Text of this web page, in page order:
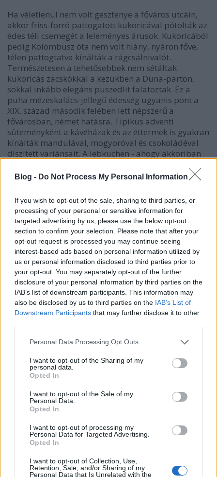
Blog - Do Not Process My Personal Information
If you wish to opt-out of the sale, sharing to third parties, or
processing of your personal or sensitive information for
targeted advertising by us, please use the below opt-out
section to confirm your selection. Please note that after your
opt-out request is processed you may continue seeing
interest-based ads based on personal information utilized by
us or personal information disclosed to third parties prior to
your opt-out. You may separately opt-out of the further
disclosure of your personal information by third parties on the
IAB’s list of downstream participants. This information may
also be disclosed by us to third parties on the IAB’s List of
Downstream Participants that may further disclose it to other
Please note that this website/app uses one or more Google
not limited to your visit or usage behaviour. You may click to
grant or deny consent to Google and its third-party tags to
use your data for below specified purposes in below Google
consent section.
Personal Data Processing Opt Outs
I want to opt-out of the Sharing of my
personal data.
Opted In
I want to opt-out of the Sale of my
Personal Data.
Opted In
I want to opt-out of processing my
Personal Data for Targeted Advertising.
Opted In
I want to opt-out of Collection, Use,
Retention, Sale, and/or Sharing of my
Personal Data that Is Unrelated with the
Ha véletlenül nem volt gesztenye a főváros utcáin,
akkor friss-forró pattogatott kukoricával pótolták az
édes téli csemegét a leleményes árusok. Kukoricából
pedig Kolombusz óta nem volt hiány, nyáron főve,
télen pattogtatva kínálták a rágcsálnivalót.
Természetesen a tehetősebbek nem sétáltak
kukoricás zacskókkal a kezükben a Duna-parton,
sokkal inkább elegáns puszedlit falatoztak. Ez a
puha mézeskalács-jellegű édesség ugyanis pont a
XIX. század második felében lett népszerű a
fővárosban, német hatásra. Tipikus adventi
süteményként a kávéházak és az éttermek is gyakran
kínálták mandulával, mogyoróval és csokoládéval
díszített variánsait. A lebkuchen - ahogy akkoriban
tradicionális receptje szerint csupán
diót,mandulát és magokat tartalmazott. Sok helyen
különböző fűszerekkel variálták az egyszerű mézes
tésztát: így ánizs, édeskömény, gyömbér,
kardamom, koriander, szerencsendió, szegfűszeg,
szegfűbors és fahéj is kerülhetett a süteménybe.
Állítólag még az úri bálokon is jelentős szerephez
jutott a puszedli, mert ezt osztogatták kedves
táncpartnereiknek a pukedliző ifjú leányok köszönet
gyanánt.
Az előbb említett csodás fűszerek nem csak a
puszedliben kaptak fontos szerepet, de az
emberek lelkét a hideg téli estéken. A cukor
akkoriban igencsak és ritka dolognak számított, így
nem igen használták forralt bor édesítésére, később
pedig tilalom alá helyezték, amikor már olcsóbban
városban – például Pécsen – is megtiltották a
cukrozott forralt bor készítését, hogy elejét vegyék a
cukrozását, úgy tartották, hogy még a forralt meleg
bor édességét is magának a nedűnek kellett
gyümölcsökkel és édes aszúszemekkel készült, és
eleve édes volt cukor nélkül. A mustot a fentebb is